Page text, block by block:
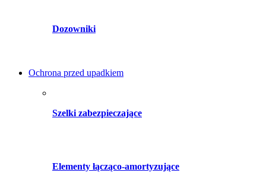
Dozowniki
Ochrona przed upadkiem
Szelki zabezpieczające
Elementy łącząco-amortyzujące